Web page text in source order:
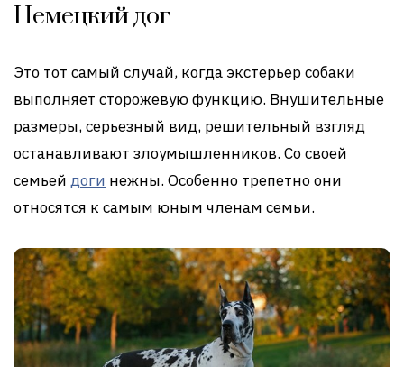
Немецкий дог
Это тот самый случай, когда экстерьер собаки
выполняет сторожевую функцию. Внушительные
размеры, серьезный вид, решительный взгляд
останавливают злоумышленников. Со своей
семьей доги нежны. Особенно трепетно они
относятся к самым юным членам семьи.